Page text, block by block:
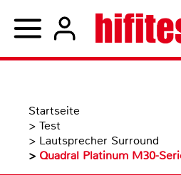
Startseite
> Test
> Lautsprecher Surround
> Quadral Platinum M30-